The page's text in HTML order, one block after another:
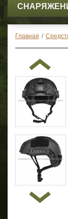
Главная /